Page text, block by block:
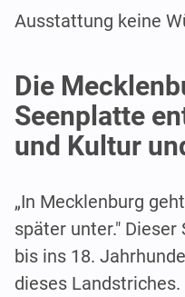
Ausstattung keine
Die
Seenplatte
und Kultur
„In Mecklenburg
später unter."
bis ins 18.
dieses